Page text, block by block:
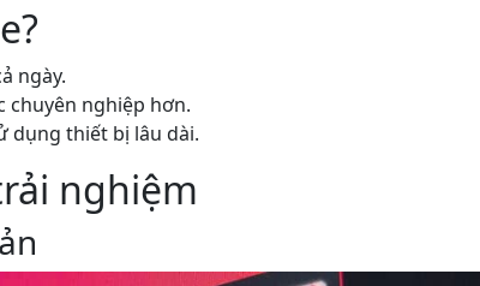
ngày.
chuyên nghiệp hơn.
dụng thiết bị lâu dài.
nghiệm